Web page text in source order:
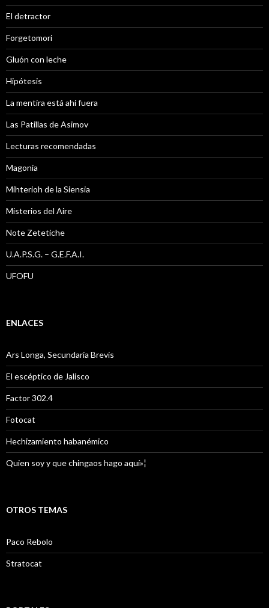
El detractor
Forgetomori
Gluón con leche
Hipótesis
La mentira está ahi fuera
Las Patillas de Asimov
Lecturas recomendadas
Magonia
Mihterioh de la Siensia
Misterios del Aire
Note Zetetiche
U.A.P.S.G. – G.E.F.A.I.
UFOFU
ENLACES
Ars Longa, Secundaria Brevis
El escéptico de Jalisco
Factor 302.4
Fotocat
Hechizamiento habanémico
Quien soy y que chingaos hago aquí»¦
OTROS TEMAS
Paco Rebolo
Stratocat